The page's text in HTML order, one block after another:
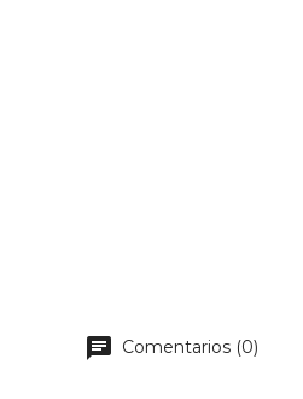
Comentarios (0)